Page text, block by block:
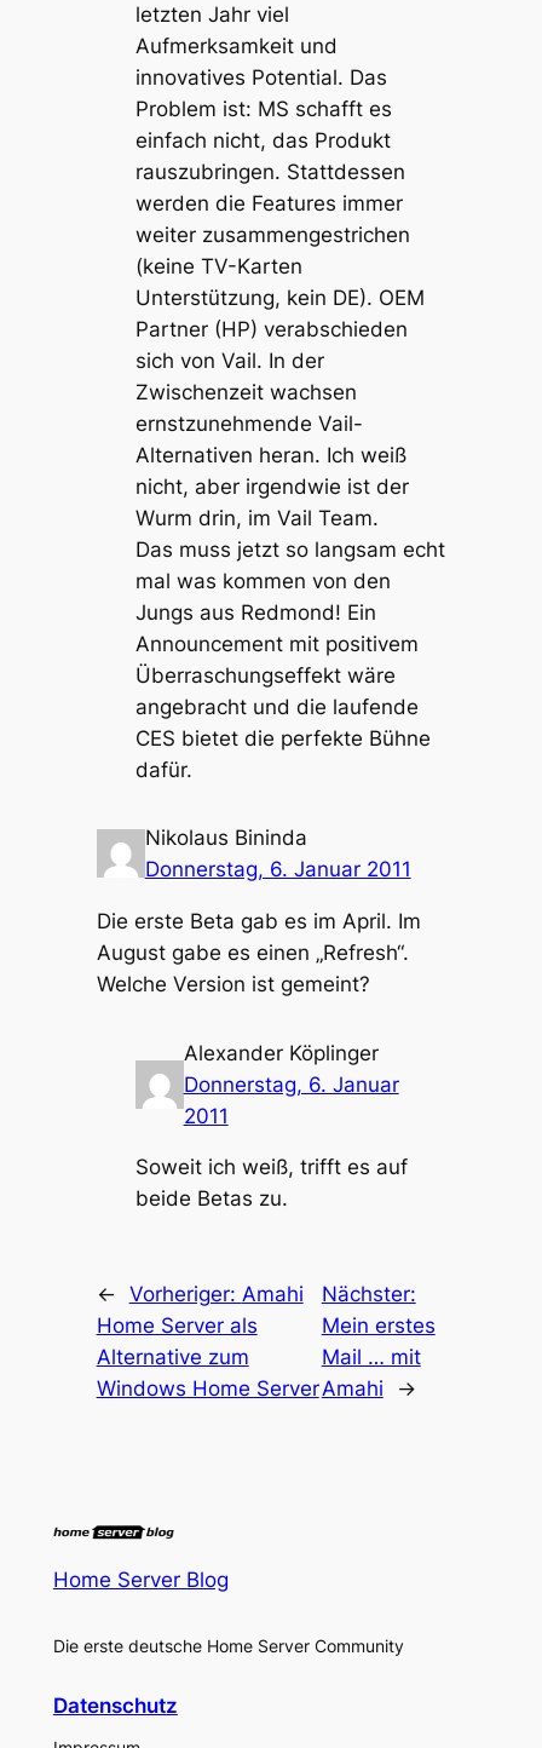
letzten Jahr viel
Aufmerksamkeit und
innovatives Potential. Das
Problem ist: MS schafft es
einfach nicht, das Produkt
rauszubringen. Stattdessen
werden die Features immer
weiter zusammengestrichen
(keine TV-Karten
Unterstützung, kein DE). OEM
Partner (HP) verabschieden
sich von Vail. In der
Zwischenzeit wachsen
ernstzunehmende Vail-
Alternativen heran. Ich weiß
nicht, aber irgendwie ist der
Wurm drin, im Vail Team.
Das muss jetzt so langsam echt
mal was kommen von den
Jungs aus Redmond! Ein
Announcement mit positivem
Überraschungseffekt wäre
angebracht und die laufende
CES bietet die perfekte Bühne
dafür.
Nikolaus Bininda
Donnerstag, 6. Januar 2011
Die erste Beta gab es im April. Im
August gabe es einen „Refresh“.
Welche Version ist gemeint?
Alexander Köplinger
Donnerstag, 6. Januar
2011
Soweit ich weiß, trifft es auf
beide Betas zu.
← Vorheriger: Amahi
Home Server als
Alternative zum
Windows Home Server
Nächster:
Mein erstes
Mail … mit
Amahi
→
Home Server Blog
Die erste deutsche Home Server Community
Datenschutz